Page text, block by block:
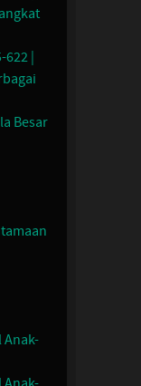
|
Besar
Anak-